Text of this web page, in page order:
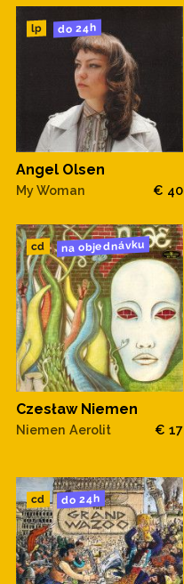
lp do 24h
Angel Olsen
My Woman € 40
cd na objednávku
Czesław Niemen
Niemen Aerolit € 17
cd do 24h